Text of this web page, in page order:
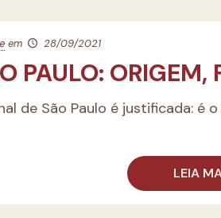
em 28/09/2021
PAULO:
de São Paulo é justificada:
LEIA